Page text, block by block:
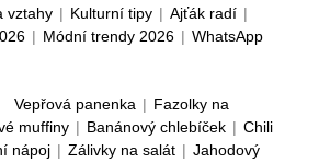
vztahy | Kulturní tipy | Ajťák radí |
| Módní trendy 2026 | WhatsApp
Vepřová panenka | Fazolky na
muffiny | Banánový chlebíček | Chili
nápoj | Zálivky na salát | Jahodový